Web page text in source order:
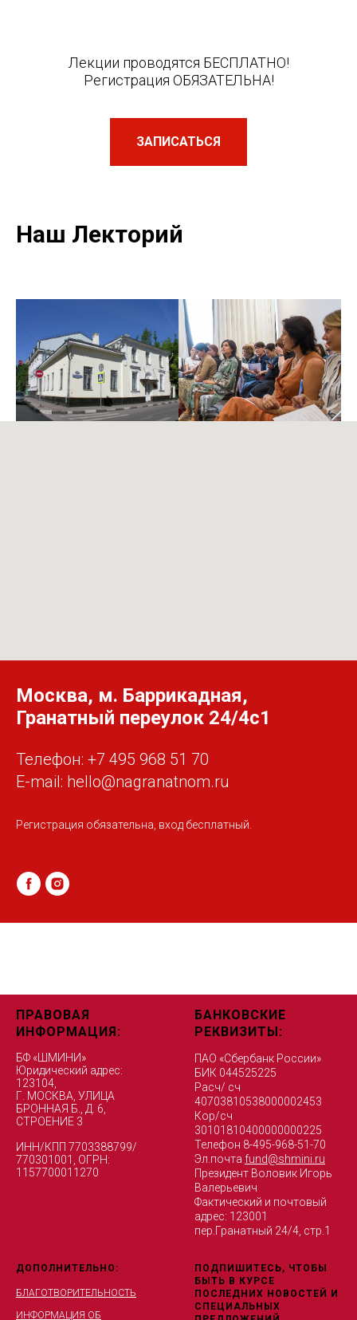
Лекции проводятся БЕСПЛАТНО!
Регистрация ОБЯЗАТЕЛЬНА!
ЗАПИСАТЬСЯ
Наш Лекторий
Москва, м. Баррикадная,
Гранатный переулок 24/4c1
Телефон: +7 495 968 51 70
E-mail: hello@nagranatnom.ru
Регистрация обязательна, вход бесплатный.
ПРАВОВАЯ
ИНФОРМАЦИЯ:
БФ «ШМИНИ»
Юридический адрес:
123104,
Г. МОСКВА, УЛИЦА
БРОННАЯ Б., Д. 6,
СТРОЕНИЕ 3
ИНН/КПП 7703388799/
770301001, ОГРН:
1157700011270
БАНКОВСКИЕ
РЕКВИЗИТЫ:
ПАО «Сбербанк России»
БИК 044525225
Расч/ сч
40703810538000002453
Кор/сч
30101810400000000225
Телефон 8-495-968-51-70
Эл.почта fund@shmini.ru
Президент Воловик Игорь
Валерьевич
Фактический и почтовый
адрес: 123001
пер.Гранатный 24/4, стр.1
ДОПОЛНИТЕЛЬНО:
БЛАГОТВОРИТЕЛЬНОСТЬ
ИНФОРМАЦИЯ ОБ
ПОДПИШИТЕСЬ, ЧТОБЫ
БЫТЬ В КУРСЕ
ПОСЛЕДНИХ НОВОСТЕЙ И
СПЕЦИАЛЬНЫХ